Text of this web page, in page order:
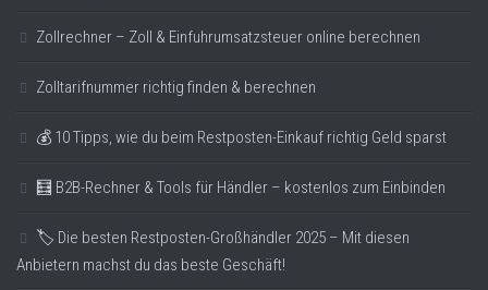
Zollrechner – Zoll & Einfuhrumsatzsteuer online berechnen
Zolltarifnummer richtig finden & berechnen
💰 10 Tipps, wie du beim Restposten-Einkauf richtig Geld sparst
🧮 B2B-Rechner & Tools für Händler – kostenlos zum Einbinden
🏷️ Die besten Restposten-Großhändler 2025 – Mit diesen
Anbietern machst du das beste Geschäft!